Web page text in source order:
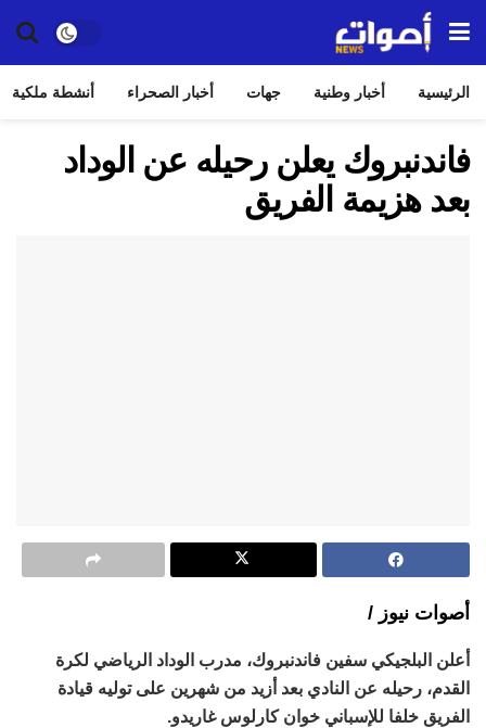
الرئيسية أخبار وطنية جهات أخبار الصحراء أنشطة ملكية
فاندنبروك يعلن رحيله عن الوداد
بعد هزيمة الفريق
أصوات نيوز /
أعلن البلجيكي سفين فاندنبروك، مدرب الوداد الرياضي لكرة
القدم، رحيله عن النادي بعد أزيد من شهرين على توليه قيادة
الفريق خلفا للإسباني خوان كارلوس غاريدو.